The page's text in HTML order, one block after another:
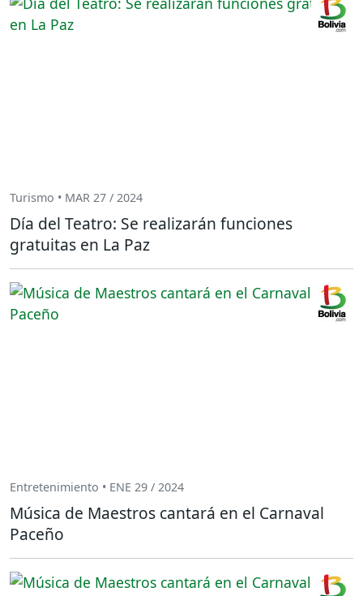
Turismo • MAR 27 / 2024
Día del Teatro: Se realizarán funciones
gratuitas en La Paz
Entretenimiento • ENE 29 / 2024
Música de Maestros cantará en el Carnaval
Paceño